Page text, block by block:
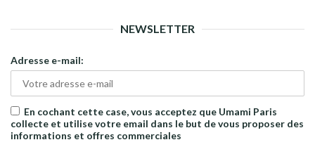
NEWSLETTER
Adresse e-mail:
En cochant cette case, vous acceptez que Umami Paris
collecte et utilise votre email dans le but de vous proposer des
informations et offres commerciales